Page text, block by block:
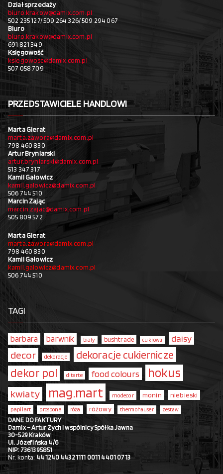
Dział sprzedaży
biuro.krakow@damix.com.pl
502 235 127/ 509 264 326/ 509 294 067
Biuro
biuro.krakow@damix.com.pl
691 821 349
Księgowość
ksiegowosc@damix.com.pl
507 058 709
PRZEDSTAWICIELE HANDLOWI
Marta Gierat
marta.zawora@damix.com.pl
798 460 830
Artur Bryniarski
artur.bryniarski@damix.com.pl
513 347 317
Kamil Gałowicz
kamil.galowicz@damix.com.pl
506 744 510
Marcin Zając
marcin.zajac@damix.com.pl
505 809 572
Marta Gierat
marta.zawora@damix.com.pl
798 460 830
Kamil Gałowicz
kamil.galowicz@damix.com.pl
506 744 510
TAGI
barbara barwnik biały bushtrade cukrowa daisy
decor dekoracje dekoracje cukiernicze
dekor pol ditarte food colours hokus
kwiaty mag.mart modecor monin niebieski
papilart prospona róża różowy thermohauser zestaw
DANE DO FAKTURY
Damix – Artur Zych i wspólnicy Spółka Jawna
30-529 Kraków
Ul. Józefińska 4/6
NIP: 7361395851
Nr. konta: 44 1240 4432 1111 0011 4401 0713